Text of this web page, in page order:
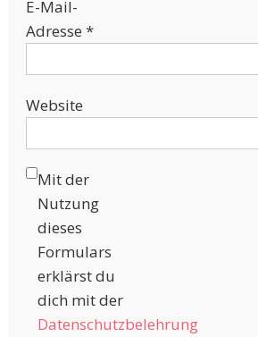
E-Mail-
Adresse *
Website
Mit der
Nutzung
dieses
Formulars
erklärst du
dich mit der
Datenschutzbelehrung